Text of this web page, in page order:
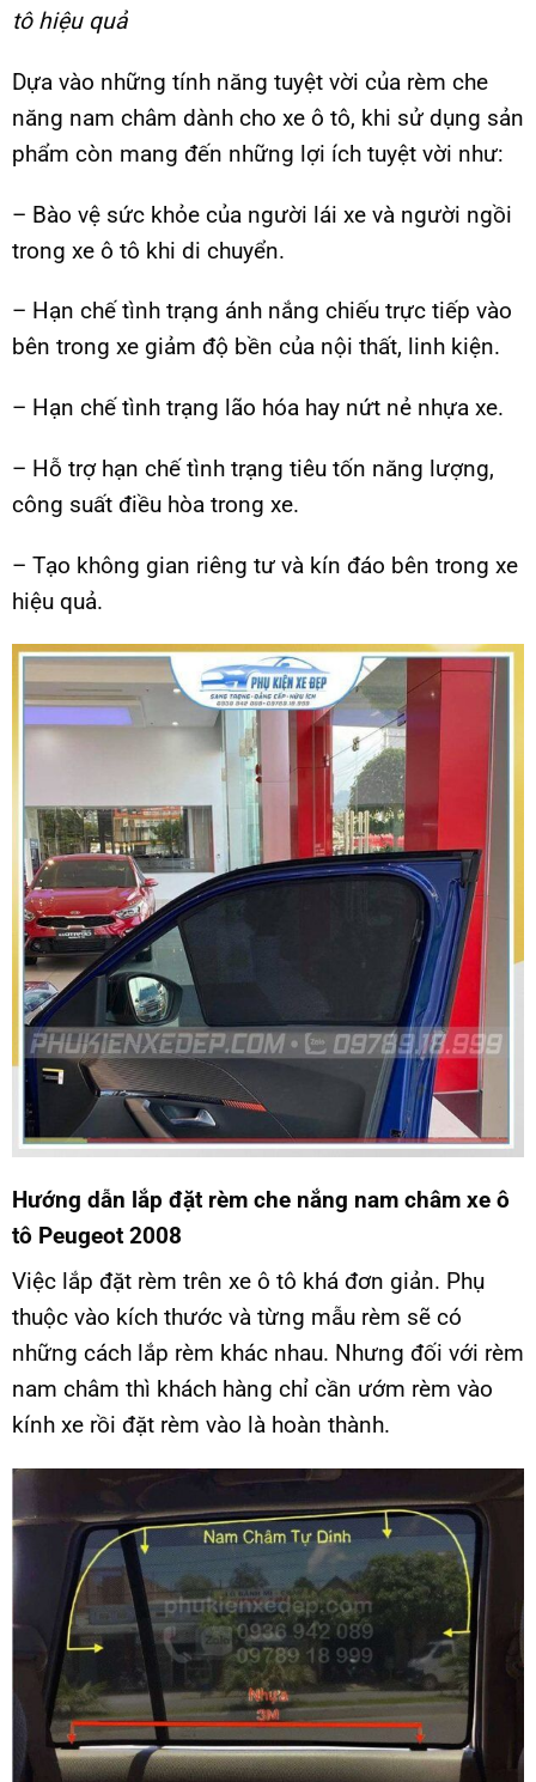
tô hiệu quả
Dựa vào những tính năng tuyệt vời của rèm che
năng nam châm dành cho xe ô tô, khi sử dụng sản
phẩm còn mang đến những lợi ích tuyệt vời như:
– Bào vệ sức khỏe của người lái xe và người ngồi
trong xe ô tô khi di chuyển.
– Hạn chế tình trạng ánh nắng chiếu trực tiếp vào
bên trong xe giảm độ bền của nội thất, linh kiện.
– Hạn chế tình trạng lão hóa hay nứt nẻ nhựa xe.
– Hỗ trợ hạn chế tình trạng tiêu tốn năng lượng,
công suất điều hòa trong xe.
– Tạo không gian riêng tư và kín đáo bên trong xe
hiệu quả.
Hướng dẫn lắp đặt rèm che nắng nam châm xe ô
tô Peugeot 2008
Việc lắp đặt rèm trên xe ô tô khá đơn giản. Phụ
thuộc vào kích thước và từng mẫu rèm sẽ có
những cách lắp rèm khác nhau. Nhưng đối với rèm
nam châm thì khách hàng chỉ cần ướm rèm vào
kính xe rồi đặt rèm vào là hoàn thành.